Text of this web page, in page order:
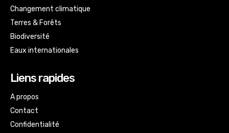
Changement climatique
Terres & Forêts
Biodiversité
Eaux internationales
Liens rapides
A propos
Contact
Confidentialité